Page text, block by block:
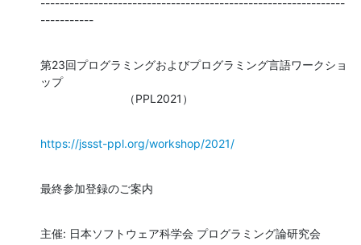
-----------
第23回プログラミングおよびプログラミング言語ワークショ
ップ
                          （PPL2021）
https://jssst-ppl.org/workshop/2021/
最終参加登録のご案内
主催: 日本ソフトウェア科学会 プログラミング論研究会